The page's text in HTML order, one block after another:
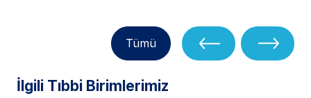
Tümü
İlgili Tıbbi Birimlerimiz